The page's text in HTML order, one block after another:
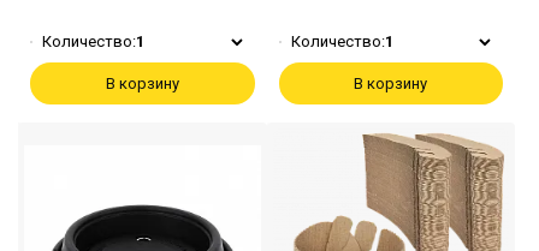
Количество:1
В корзину
Количество:1
В корзину